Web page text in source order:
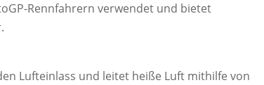
Rennfahrern verwendet und bietet
Lufteinlass und leitet heiße Luft mithilfe von